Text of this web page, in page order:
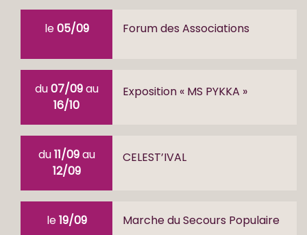
le05/09 Forum des Associations
du07/09au
16/10
Exposition « MS PYKKA »
du11/09au
12/09
CELEST’IVAL
le19/09 Marche du Secours Populaire